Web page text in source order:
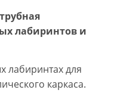
лабиринтов и
лабиринтах для
каркаса.